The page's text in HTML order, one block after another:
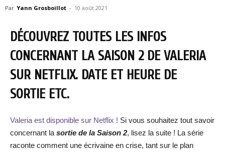
Par Yann Grosboillot - 10 août 2021
DÉCOUVREZ TOUTES LES INFOS
CONCERNANT LA SAISON 2 DE VALERIA
SUR NETFLIX. DATE ET HEURE DE
SORTIE ETC.
Valeria est disponible sur Netflix ! Si vous souhaitez tout savoir
concernant la sortie de la Saison 2, lisez la suite ! La série
raconte comment une écrivaine en crise, tant sur le plan